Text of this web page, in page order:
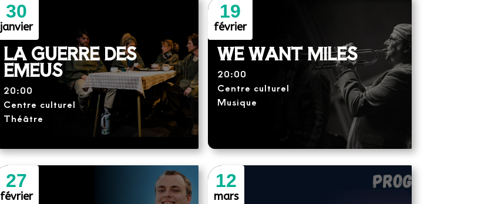
30
janvier
LA GUERRE DES
EMEUS
20:00
Centre culturel
Théâtre
19
février
WE WANT MILES
20:00
Centre culturel
Musique
27
février
12
mars